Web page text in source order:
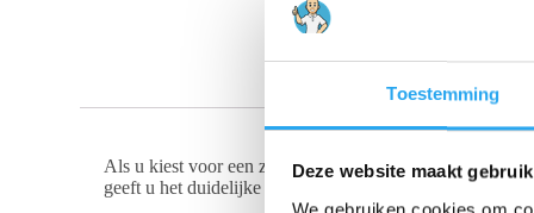
Toestemming
Deze website maakt
Als u kiest voor een zeepdispenser, wilt u maar één
geeft u het duidelijke antwoord.